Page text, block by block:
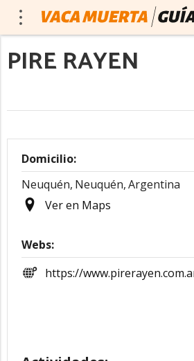
PIRE RAYEN
Domicilio:
Neuquén, Neuquén,Argentina
Ver en Maps
Webs:
https://